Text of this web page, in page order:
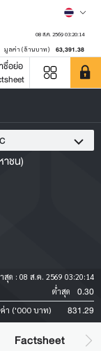
08 ส.ค. 2569 03:20:14
มูลค่า (ล้านบาท) 63,391.38
ชื่อย่อ
ชน)
สุด : 08 ส.ค. 2569 03:20:14
ต่ำสุด 0.30
า ('000 บาท) 831.29
Factsheet